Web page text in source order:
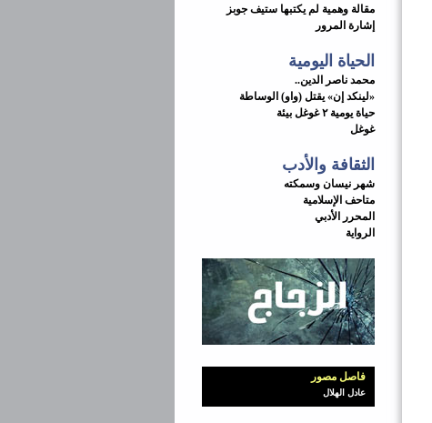
مقالة وهمية لم يكتبها ستيف جوبز
إشارة المرور
الحياة اليومية
محمد ناصر الدين..
«لينكد إن» يقتل (واو) الوساطة
حياة يومية ٢ غوغل بيئة
غوغل
الثقافة والأدب
شهر نيسان وسمكته
متاحف الإسلامية
المحرر الأدبي
الرواية
فاصل مصور
عادل الهلال